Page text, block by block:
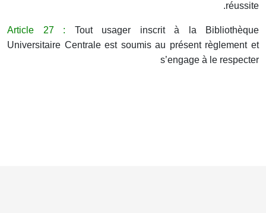
réussite.
Article 27 :
Tout usager inscrit à la Bibliothèque
Universitaire Centrale est soumis au présent règlement et
s’engage à le respecter